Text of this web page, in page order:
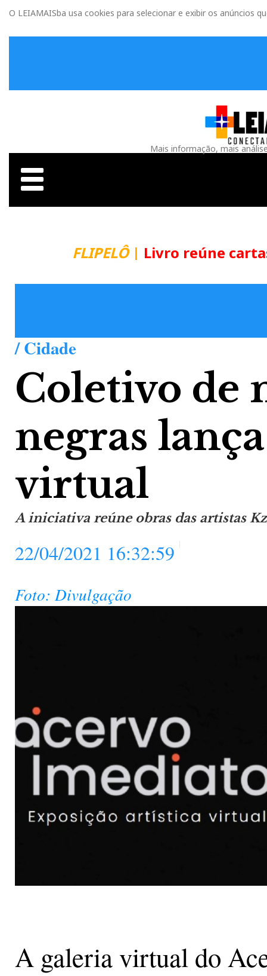
O LEIAMAISba usa cookies para selecionar e exibir os anúncios
Mais informação, mais
FLIPELÔ| Livro reúne
/ Cidade
Coletivo de
negras
virtual
A iniciativa reúne obras das artistas
22/04/2021 16:32:59
Foto: Divulgação
A galeria virtual do